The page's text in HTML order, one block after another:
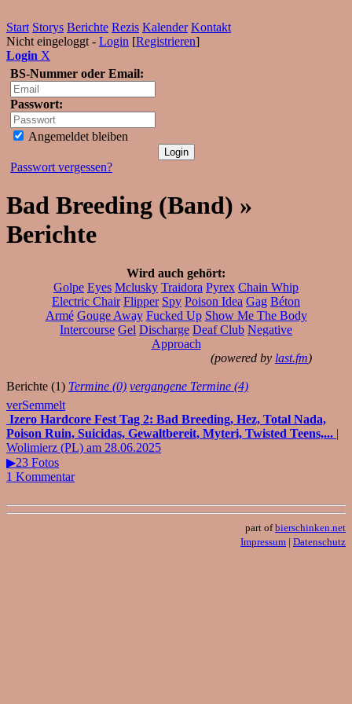
Start Storys Berichte Rezis Kalender Kontakt
Nicht eingeloggt - Login [Registrieren]
Login X
BS-Nummer oder Email:
Passwort:
Angemeldet bleiben
Passwort vergessen?
Bad Breeding (Band) »
Berichte
Wird auch gehört:
Golpe Eyes Mclusky Traidora Pyrex Chain Whip
Electric Chair Flipper Spy Poison Idea Gag Béton
Armé Gouge Away Fucked Up Show Me The Body
Intercourse Gel Discharge Deaf Club Negative
Approach
(powered by last.fm)
Berichte (1) Termine (0) vergangene Termine (4)
verSemmelt
Izero Hardcore Fest Tag 2: Bad Breeding, Hez, Total Nada,
Poison Ruin, Suicidas, Gewaltbereit, Myteri, Twisted Teens,... |
Wolimierz (PL) am 28.06.2025
▶23 Fotos
1 Kommentar
part ofbierschinken.net
Impressum | Datenschutz